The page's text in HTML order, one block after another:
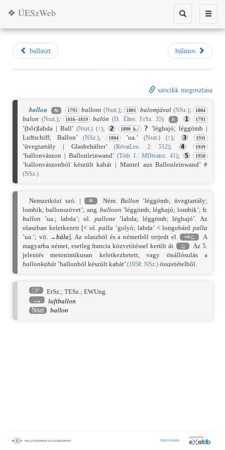
Toggle
Toggle
search
❖ ÚESzWeb
ballaszt bálmos
szócikk megosztása
ballon A: 1793 ballont (Nszt.); 1801 balomjával (NSz.); 1804
balon (Nszt.); 1816–1819 balón (D. Éltes: FrSz. 35) J: 1 1793
’(bőr)labda | Ball’ (Nszt.) (↑); 2 1800 k./ ? ’léghajó; léggömb |
Luftschiff; Ballon’ (NSz.), 1804 ’ua.’ (Nszt.) (↑); 3 1911
’üvegtartály | Glasbehälter’ (RévaiLex. 2: 512); 4 1939
’ballonvászon | Ballonleinwand’(Tóth I.: MDivatsz. 41); 5 1958
’ballonvászonból készült kabát | Mantel aus Ballonleinwand’ #
(NSz.)
Nemzetközi szó. | ≡ Ném.Ballon ’léggömb; üvegtartály;
lombik; ballonszövet’; ang. balloon ’léggömb; léghajó; lombik’; fr.
ballon ’ua.; labda’; ol. pallone ’labda; léggömb; léghajó’. Az
olaszban keletkezett [< ol.palla ’golyó; labda’ < longobárdpalla
’ua.’; vö. →bála]. Az olaszból és a németből terjedt el. ⇒⌂
A
magyarba német, esetleg francia közvetítéssel került át.
⌂
Az 5.
jelentés metonimikusan keletkezhetett, vagy önállósulás a
ballonkabát ’ballonból készült kabát’ (1958: NSz.) összetételből.
☞ EtSz.;TESz.;EWUng.
→
luftballon
Nszt
ballon